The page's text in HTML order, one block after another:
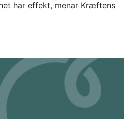
har effekt, menar Kræftens